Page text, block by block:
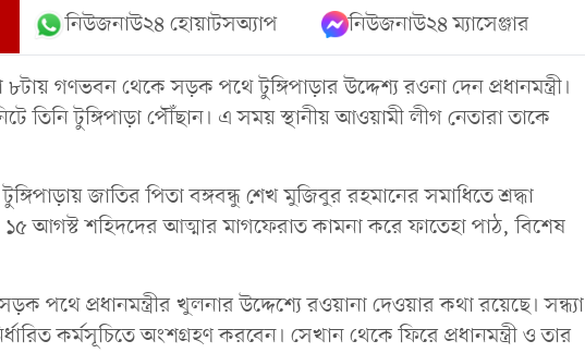
নিউজনাউ২৪ হোয়াটসঅ্যাপ নিউজনাউ২৪ ম্যাসেঞ্জার
গণভবন থেকে সড়ক পথে টুঙ্গিপাড়ার উদ্দেশ্য রওনা দেন প্রধানমন্ত্রী।
তিনি টুঙ্গিপাড়া পৌঁছান। এ সময় স্থানীয় আওয়ামী লীগ নেতারা তাকে
টুঙ্গিপাড়ায় জাতির পিতা বঙ্গবন্ধু শেখ মুজিবুর রহমানের সমাধিতে শ্রদ্ধা
আগস্ট শহিদদের আত্মার মাগফেরাত কামনা করে ফাতেহা পাঠ, বিশেষ
পথে প্রধানমন্ত্রীর খুলনার উদ্দেশ্যে রওয়ানা দেওয়ার কথা রয়েছে। সন্ধ্যা
কর্মসূচিতে অংশগ্রহণ করবেন। সেখান থেকে ফিরে প্রধানমন্ত্রী ও তার